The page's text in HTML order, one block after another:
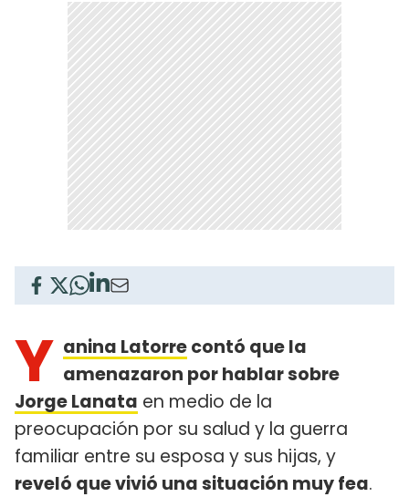
Y anina Latorrecontó que la
amenazaron por hablar sobre
Jorge Lanata en medio de la
preocupación por su salud y la guerra
familiar entre su esposa y sus hijas, y
reveló que vivió una situación muy fea.